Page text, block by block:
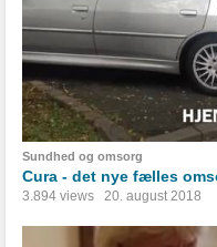
Sundhed og omsorg
Cura - det nye fælles
3.894 views 20. august 2018